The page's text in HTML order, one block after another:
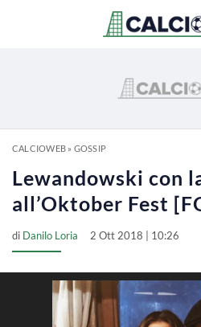
CALCIOWEB» GOSSIP
Lewandowski con
all’Oktober Fest
di Danilo Loria 2 Ott 2018 | 10:26